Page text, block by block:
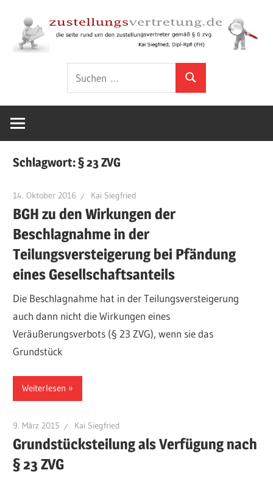
Inhalt
springen
gemäß
6
Suchen
Schlagwort:§ 23 ZVG
14. Oktober 2016 Kai Siegfried
BGH zu den Wirkungen der
Beschlagnahme in der
Teilungsversteigerung bei Pfändung
eines Gesellschaftsanteils
Die Beschlagnahme hat in der Teilungsversteigerung
auch dann nicht die Wirkungen eines
Veräußerungsverbots (§ 23 ZVG), wenn sie das
Grundstück
Weiterlesen
9. März 2015 Kai Siegfried
Grundstücksteilung als Verfügung nach
§ 23 ZVG